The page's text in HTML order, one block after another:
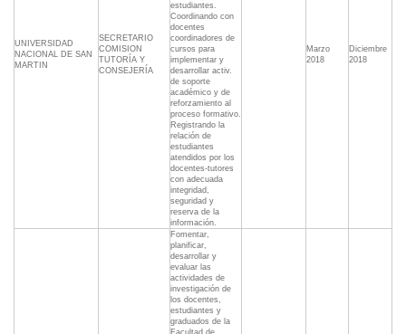
UNIVERSIDAD
NACIONAL DE SAN
MARTIN
SECRETARIO
COMISION
TUTORÍA Y
CONSEJERÍA
estudiantes.
Coordinando con
docentes
coordinadores de
cursos para
implementar y
desarrollar activ.
de soporte
académico y de
reforzamiento al
proceso formativo.
Registrando la
relación de
estudiantes
atendidos por los
docentes-tutores
con adecuada
integridad,
seguridad y
reserva de la
información.
Marzo
2018
Diciembre
2018
Fomentar,
planificar,
desarrollar y
evaluar las
actividades de
investigación de
los docentes,
estudiantes y
graduados de la
Facultad de